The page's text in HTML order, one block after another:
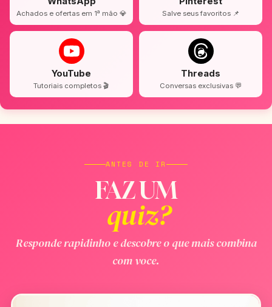
Achados e ofertas em 1ª mão 💎 Salve seus favoritos 📌
YouTube
Tutoriais completos 🎬
Threads
Conversas exclusivas 💬
ANTES DE IR
FAZ UM
quiz?
Responde rapidinho e descobre o que mais combina
com voce.